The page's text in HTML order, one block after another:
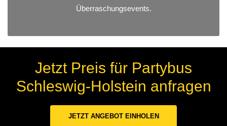
Überraschungsevents.
Jetzt Preis für Partybus
Schleswig-Holstein anfragen
JETZT ANGEBOT EINHOLEN